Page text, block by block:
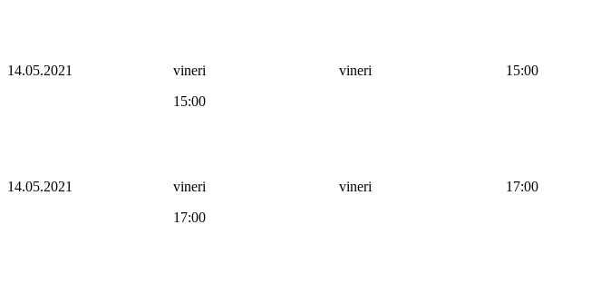
14.05.2021
vineri
15:00
vineri 15:00
14.05.2021
vineri
17:00
vineri 17:00